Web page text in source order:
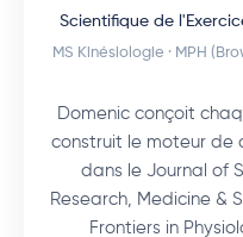
Scientifique de
MS Kinésiologie · MPH
Domenic conçoit
construit le moteur de
dans le Journal of
Research, Medicine &
Frontiers in